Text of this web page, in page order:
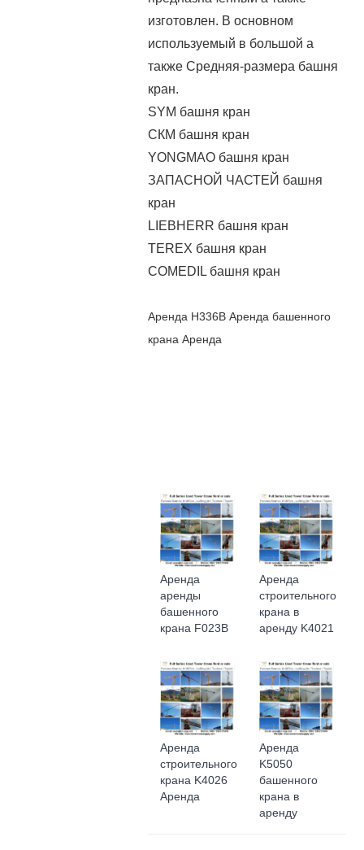
изготовлен. В основном
используемый в большой а
также Средняя-размера башня
кран.
SYM башня кран
СКМ башня кран
YONGMAO башня кран
ЗАПАСНОЙ ЧАСТЕЙ башня
кран
LIEBHERR башня кран
TEREX башня кран
COMEDIL башня кран
Аренда H336B Аренда башенного
крана Аренда
Аренда
аренды
башенного
крана F023B
Аренда
строительного
крана в
аренду K4021
Аренда
строительного
крана K4026
Аренда
Аренда
K5050
башенного
крана в
аренду